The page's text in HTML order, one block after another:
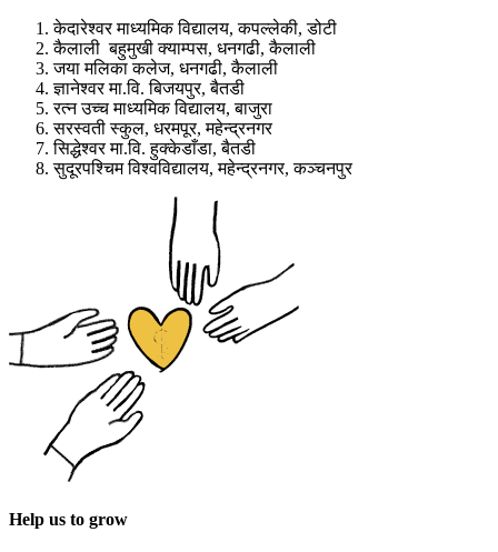
केदारेश्वर माध्यमिक विद्यालय, कपल्लेकी, डोटी
कैलाली बहुमुखी क्याम्पस, धनगढी, कैलाली
जया मलिका कलेज, धनगढी, कैलाली
ज्ञानेश्‍वर मा.वि. बिजयपुर, बैतडी
रत्न उच्च माध्यमिक विद्यालय, बाजुरा
सरस्वती स्कुल, धरमपूर, महेन्द्रनगर
सिद्धेश्वर मा.वि. हुक्केडाँडा, बैतडी
सुदूरपश्चिम विश्वविद्यालय, महेन्द्रनगर, कञ्चनपुर
Help us to grow